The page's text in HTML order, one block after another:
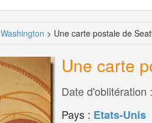
Washington > Une carte postale de
Une carte
Date d'oblitération
Pays : Etats-Unis